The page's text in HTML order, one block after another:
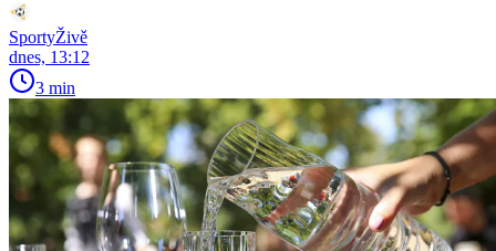
SportyŽivě
dnes, 13:12
3 min